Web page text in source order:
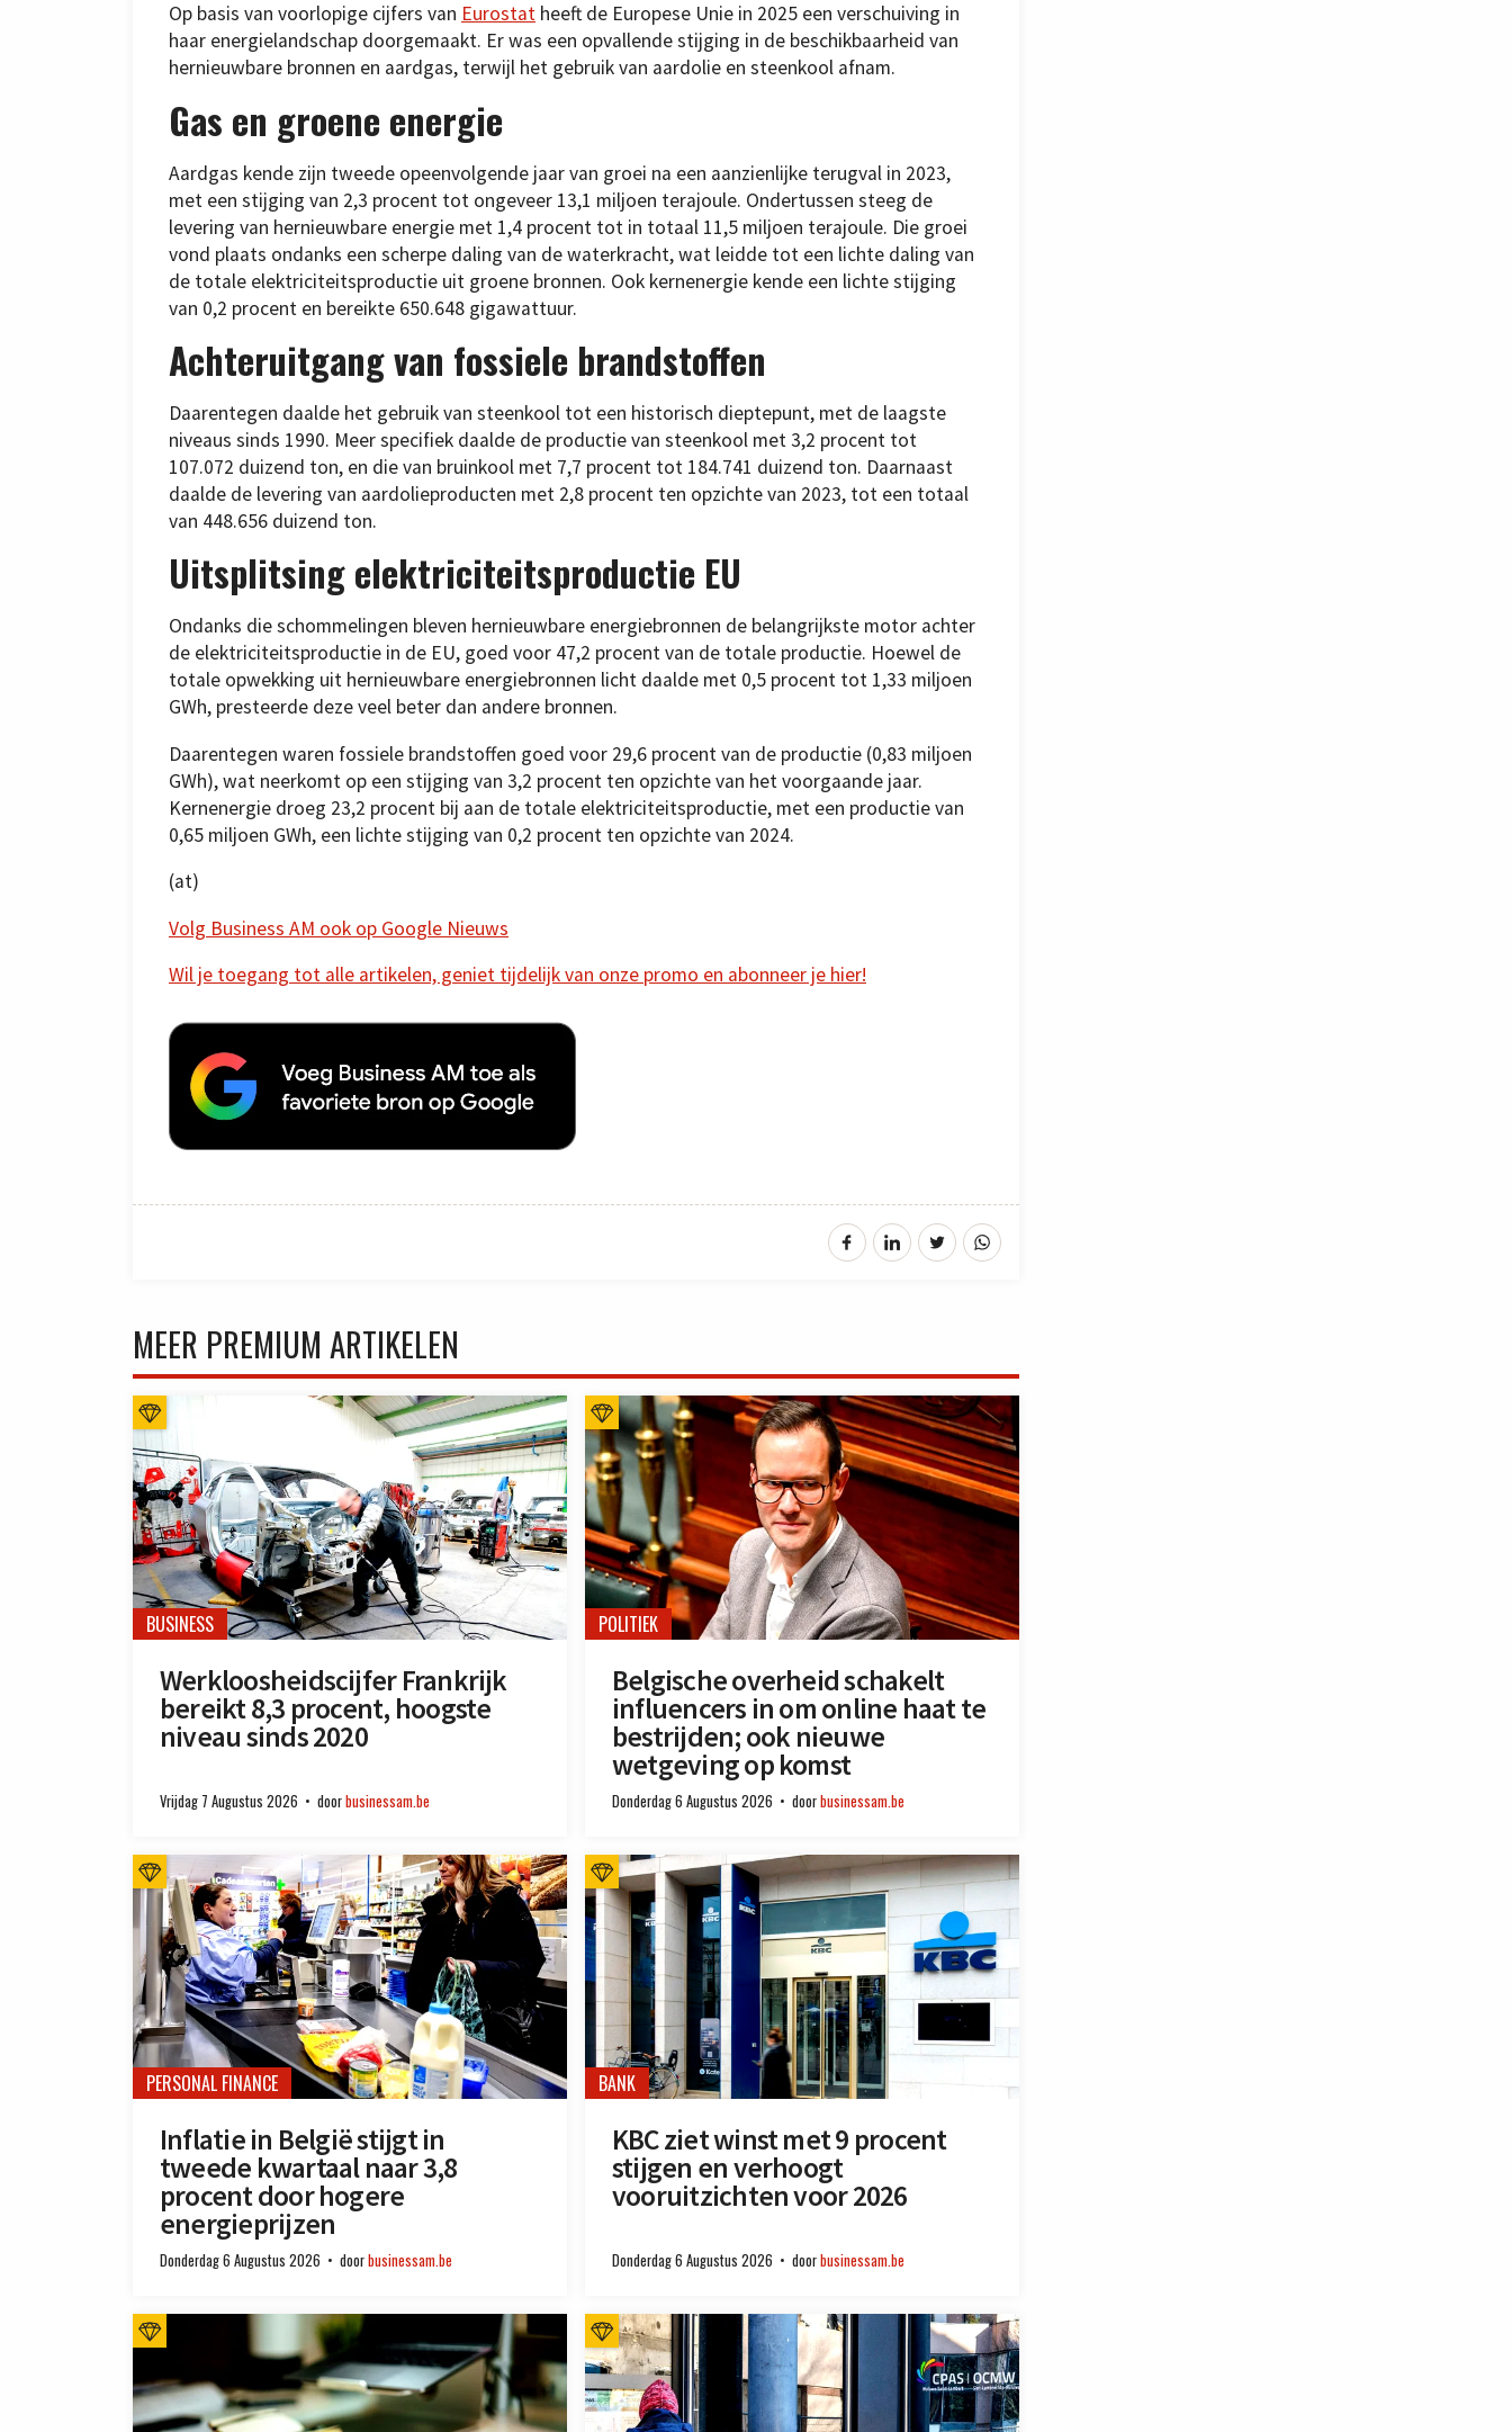
Op basis van voorlopige cijfers van Eurostat heeft de Europese Unie in 2025 een verschuiving in
haar energielandschap doorgemaakt. Er was een opvallende stijging in de beschikbaarheid van
hernieuwbare bronnen en aardgas, terwijl het gebruik van aardolie en steenkool afnam.
Gas en groene energie
Aardgas kende zijn tweede opeenvolgende jaar van groei na een aanzienlijke terugval in 2023,
met een stijging van 2,3 procent tot ongeveer 13,1 miljoen terajoule. Ondertussen steeg de
levering van hernieuwbare energie met 1,4 procent tot in totaal 11,5 miljoen terajoule. Die groei
vond plaats ondanks een scherpe daling van de waterkracht, wat leidde tot een lichte daling van
de totale elektriciteitsproductie uit groene bronnen. Ook kernenergie kende een lichte stijging
van 0,2 procent en bereikte 650.648 gigawattuur.
Achteruitgang van fossiele brandstoffen
Daarentegen daalde het gebruik van steenkool tot een historisch dieptepunt, met de laagste
niveaus sinds 1990. Meer specifiek daalde de productie van steenkool met 3,2 procent tot
107.072 duizend ton, en die van bruinkool met 7,7 procent tot 184.741 duizend ton. Daarnaast
daalde de levering van aardolieproducten met 2,8 procent ten opzichte van 2023, tot een totaal
van 448.656 duizend ton.
Uitsplitsing elektriciteitsproductie EU
Ondanks die schommelingen bleven hernieuwbare energiebronnen de belangrijkste motor achter
de elektriciteitsproductie in de EU, goed voor 47,2 procent van de totale productie. Hoewel de
totale opwekking uit hernieuwbare energiebronnen licht daalde met 0,5 procent tot 1,33 miljoen
GWh, presteerde deze veel beter dan andere bronnen.
Daarentegen waren fossiele brandstoffen goed voor 29,6 procent van de productie (0,83 miljoen
GWh), wat neerkomt op een stijging van 3,2 procent ten opzichte van het voorgaande jaar.
Kernenergie droeg 23,2 procent bij aan de totale elektriciteitsproductie, met een productie van
0,65 miljoen GWh, een lichte stijging van 0,2 procent ten opzichte van 2024.
(at)
Volg Business AM ook op Google Nieuws
Wil je toegang tot alle artikelen, geniet tijdelijk van onze promo en abonneer je hier!
MEER PREMIUM ARTIKELEN
BUSINESS
Werkloosheidscijfer Frankrijk
bereikt 8,3 procent, hoogste
niveau sinds 2020
Vrijdag 7 Augustus 2026 doorbusinessam.be
POLITIEK
Belgische overheid schakelt
influencers in om online haat te
bestrijden; ook nieuwe
wetgeving op komst
Donderdag 6 Augustus 2026 doorbusinessam.be
PERSONAL FINANCE
Inflatie in België stijgt in
tweede kwartaal naar 3,8
procent door hogere
energieprijzen
Donderdag 6 Augustus 2026 doorbusinessam.be
BANK
KBC ziet winst met 9 procent
stijgen en verhoogt
vooruitzichten voor 2026
Donderdag 6 Augustus 2026 doorbusinessam.be